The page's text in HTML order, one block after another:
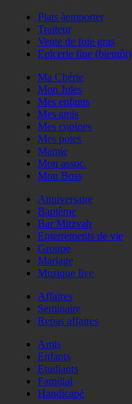
Plats àemporter
Traiteur
Vente de foie gras
Epicerie fine (bientôt)
Ma Chérie
Mon Jules
Mes enfants
Mes amis
Mes copines
Mes potes
Mamie
Mon assoc.
Mon Boss
Anniversaire
Baptême
Bar Mitzvah
Enterrements de vie
Groupe
Mariage
Musique live
Affaires
Seminaire
Repas affaires
Amis
Enfants
Etudiants
Familial
Handicapé